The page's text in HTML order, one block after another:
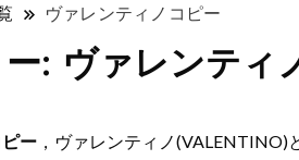
ヴァレンティノコピー
: ヴァレンティ
ー ，ヴァレンティノ(VALENTINO)